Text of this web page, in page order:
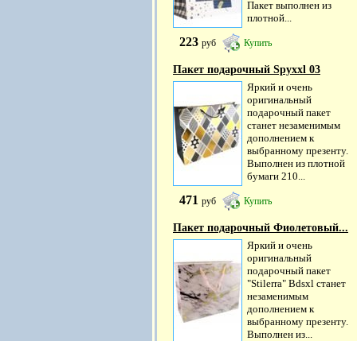
Пакет выполнен из
плотной...
223 руб Купить
Пакет подарочный Spyxxl 03
Яркий и очень
оригинальный
подарочный пакет
станет незаменимым
дополнением к
выбранному презенту.
Выполнен из плотной
бумаги 210...
471 руб Купить
Пакет подарочный Фиолетовый...
Яркий и очень
оригинальный
подарочный пакет
"Stilerra" Bdsxl станет
незаменимым
дополнением к
выбранному презенту.
Выполнен из...